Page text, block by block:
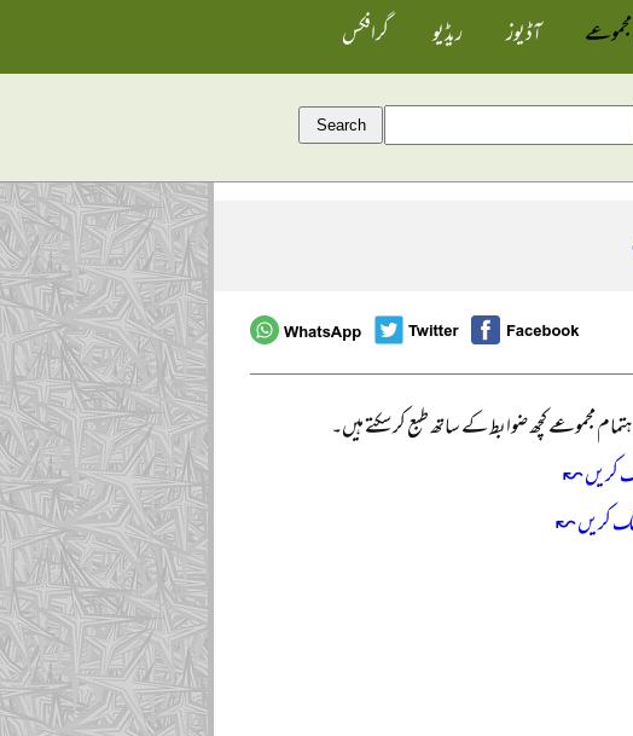
آڈیوز ریڈیو گرافکس
مجموعے کچھ ضوابط کے ساتھ طبع کر سکتے ہیں۔
کریں ↜
کریں ↜